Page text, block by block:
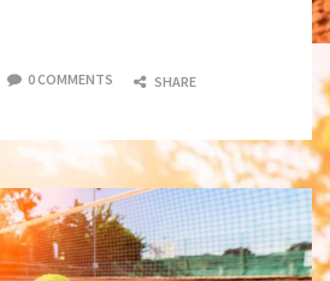
0 COMMENTS SHARE